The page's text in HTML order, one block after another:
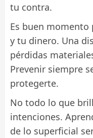
tu contra.
Es buen momento
y tu dinero. Una
pérdidas
Prevenir siempre
protegerte.
No todo lo que
intenciones.
de lo superficial